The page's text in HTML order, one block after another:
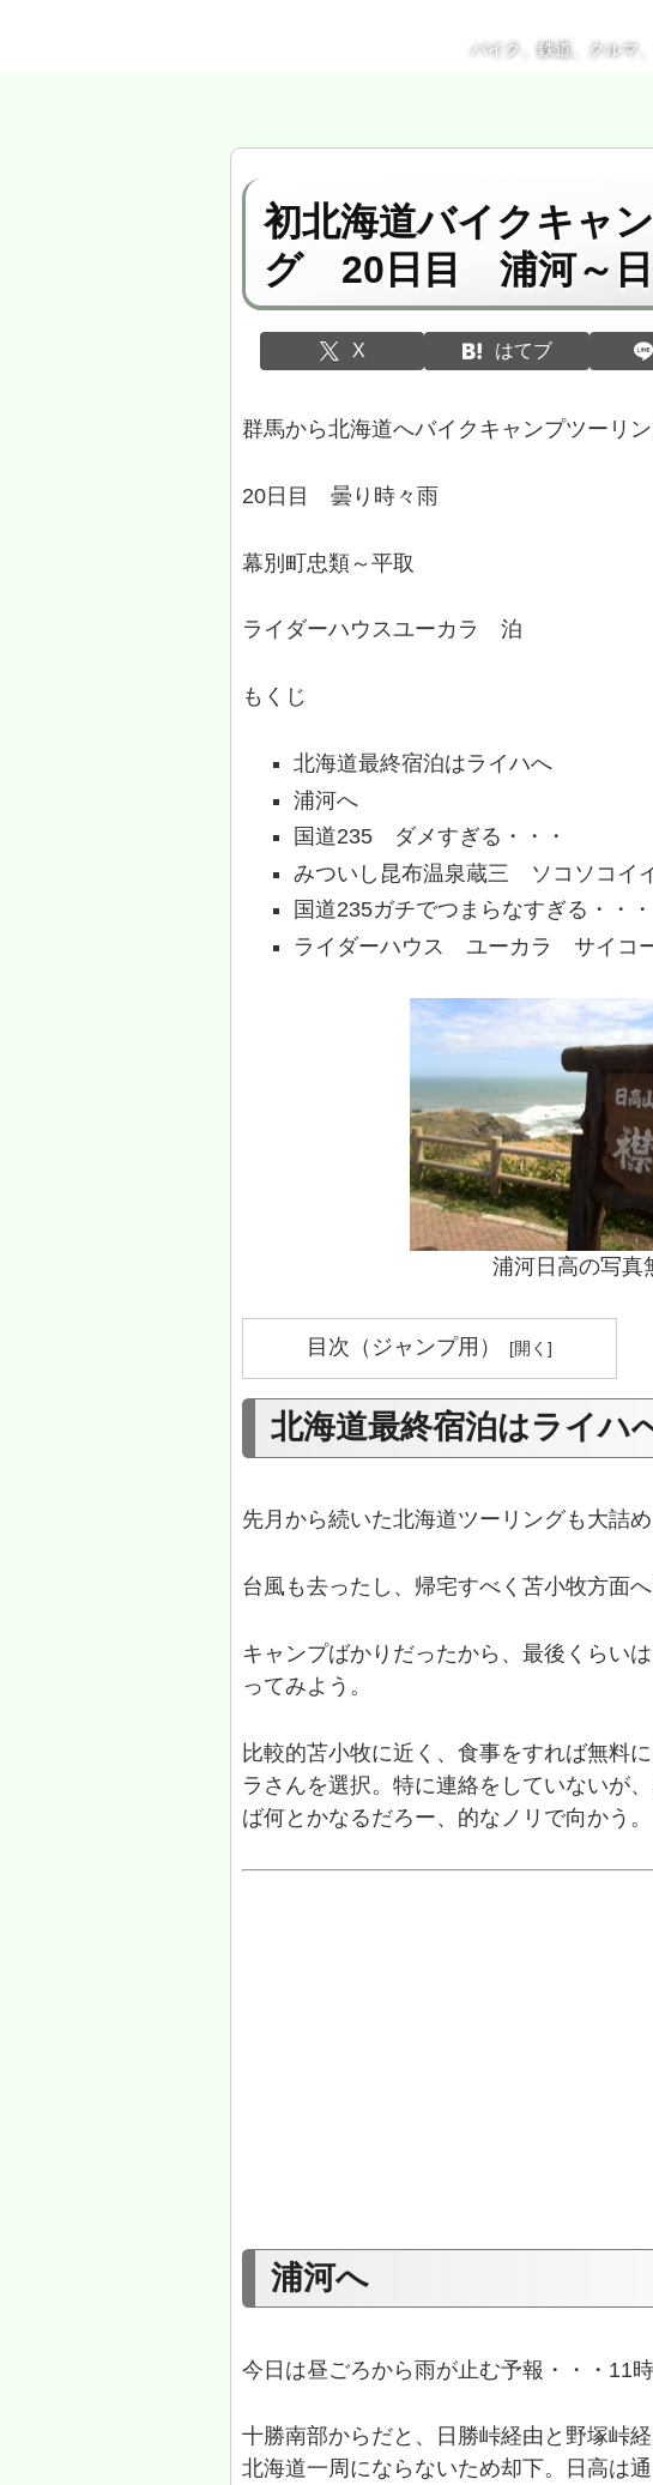
バイク、鉄道、クルマ
初北海道バイクキャ
グ 20日目 浦河～日
X はてブ
群馬から北海道へバイクキャンプツーリ
20日目 曇り時々雨
幕別町忠類～平取
ライダーハウスユーカラ 泊
もくじ
北海道最終宿泊はライハへ
浦河へ
国道235 ダメすぎる・・・
みついし昆布温泉蔵三 ソコソコイ
国道235ガチでつまらなすぎる・・・
ライダーハウス ユーカラ サイコ
浦河日高の写真
目次（ジャンプ用）
北海道最終宿泊はライハ
先月から続いた北海道ツーリングも大詰め
台風も去ったし、帰宅すべく苫小牧方面へ
キャンプばかりだったから、最後くらい
ってみよう。
比較的苫小牧に近く、食事をすれば無料
ラさんを選択。特に連絡をしていないが
ば何とかなるだろー、的なノリで向かう。
浦河へ
今日は昼ごろから雨が止む予報・・・11
十勝南部からだと、日勝峠経由と野塚峠
北海道一周にならないため却下。日高は